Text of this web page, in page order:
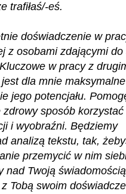
trafiłaś/-eś.
doświadczenie w
z osobami zdającymi do
w pracy z
jest dla mnie maksymalne
jego potencjału.
zdrowy sposób korzystać
i wyobraźni. Będziemy
analizą tekstu, tak,
przemycić w nim
nad Twoją świadomością
Tobą swoim